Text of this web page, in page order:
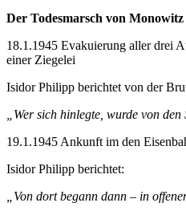
Der Todesmarsch von
18.1.1945 Evakuierung aller drei
einer Ziegelei
Isidor Philipp berichtet von der
„Wer sich hinlegte, wurde von
19.1.1945 Ankunft im den
Isidor Philipp berichtet:
„Von dort begann dann – in